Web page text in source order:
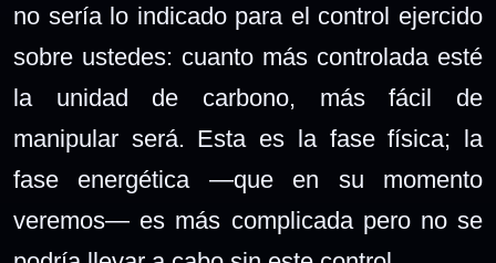
no sería lo indicado para el control ejercido
sobre ustedes: cuanto más controlada esté
la unidad de carbono, más fácil de
manipular será. Esta es la fase física; la
fase energética —que en su momento
veremos— es más complicada pero no se